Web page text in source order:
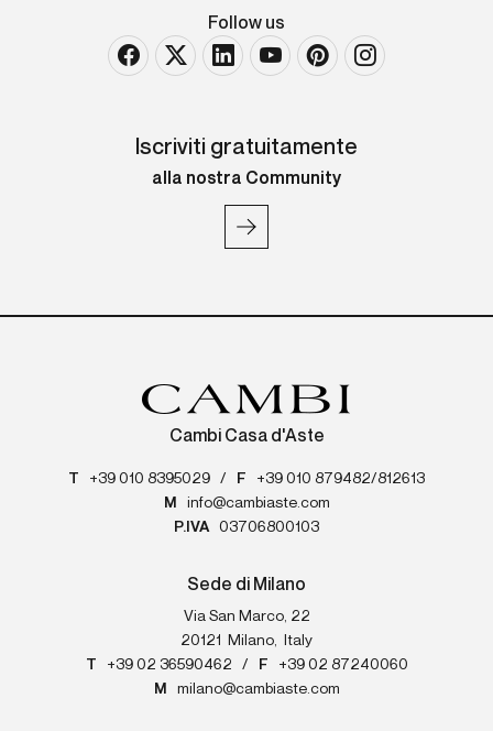
Follow us
Iscriviti gratuitamente
alla nostra Community
Cambi Casa d'Aste
T +39 010 8395029 / F
+39 010 879482/812613
M
info@cambiaste.com
P.IVA
03706800103
Sede di Milano
Via San Marco, 22
20121
Milano
Italy
T
+39 02 36590462 / F
+39 02 87240060
M
milano@cambiaste.com